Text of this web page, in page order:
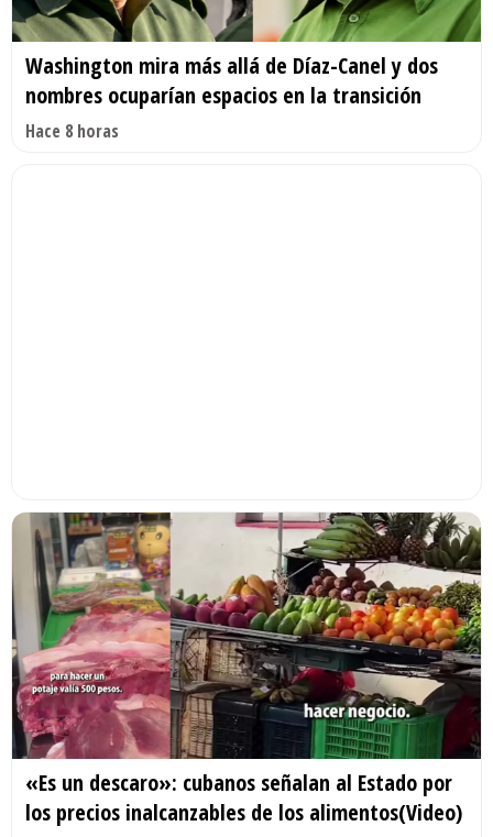
Washington mira más allá de Díaz-Canel y dos
nombres ocuparían espacios en la transición
Hace 8 horas
«Es un descaro»: cubanos señalan al Estado por
los precios inalcanzables de los alimentos(Video)